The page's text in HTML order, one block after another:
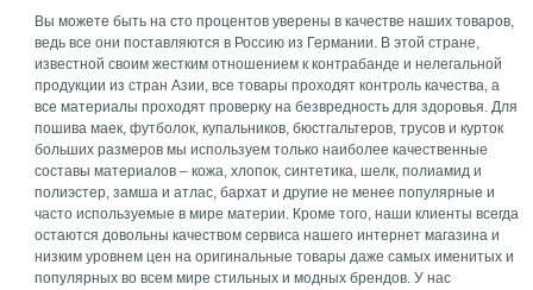
Вы можете быть на сто процентов уверены в качестве наших товаров,
ведь все они поставляются в Россию из Германии. В этой стране,
известной своим жестким отношением к контрабанде и нелегальной
продукции из стран Азии, все товары проходят контроль качества, а
все материалы проходят проверку на безвредность для здоровья. Для
пошива маек, футболок, купальников, бюстгальтеров, трусов и курток
больших размеров мы используем только наиболее качественные
составы материалов – кожа, хлопок, синтетика, шелк, полиамид и
полиэстер, замша и атлас, бархат и другие не менее популярные и
часто используемые в мире материи. Кроме того, наши клиенты всегда
остаются довольны качеством сервиса нашего интернет магазина и
низким уровнем цен на оригинальные товары даже самых именитых и
популярных во всем мире стильных и модных брендов. У нас